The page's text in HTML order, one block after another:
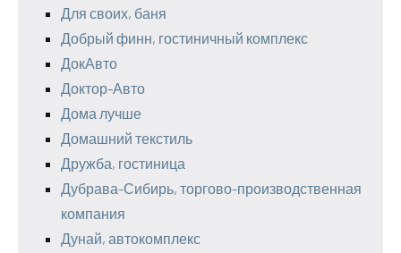
Для своих, баня
Добрый финн, гостиничный комплекс
ДокАвто
Доктор-Авто
Дома лучше
Домашний текстиль
Дружба, гостиница
Дубрава-Сибирь, торгово-производственная
компания
Дунай, автокомплекс